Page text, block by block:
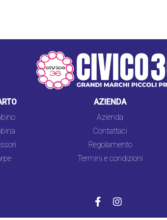
AZIENDA
Azienda
Contattaci
Regolamento
Termini e condizioni